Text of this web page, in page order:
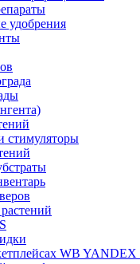
удобрения
стимуляторы
WB YANDEX